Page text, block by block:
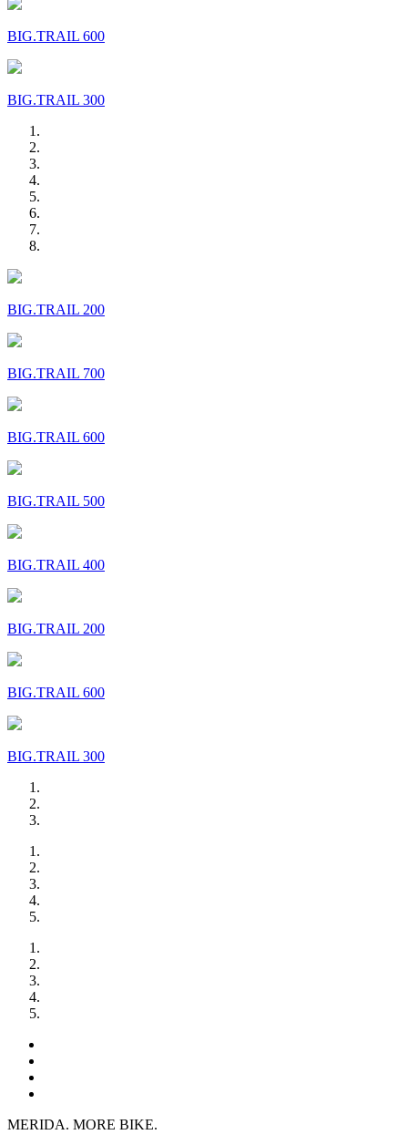
BIG.TRAIL 600
BIG.TRAIL 300
BIG.TRAIL 200
BIG.TRAIL 700
BIG.TRAIL 600
BIG.TRAIL 500
BIG.TRAIL 400
BIG.TRAIL 200
BIG.TRAIL 600
BIG.TRAIL 300
MERIDA. MORE BIKE.